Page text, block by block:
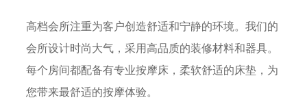
高档会所注重为客户创造舒适和宁静的环境。我们的
会所设计时尚大气，采用高品质的装修材料和器具。
每个房间都配备有专业按摩床，柔软舒适的床垫，为
您带来最舒适的按摩体验。